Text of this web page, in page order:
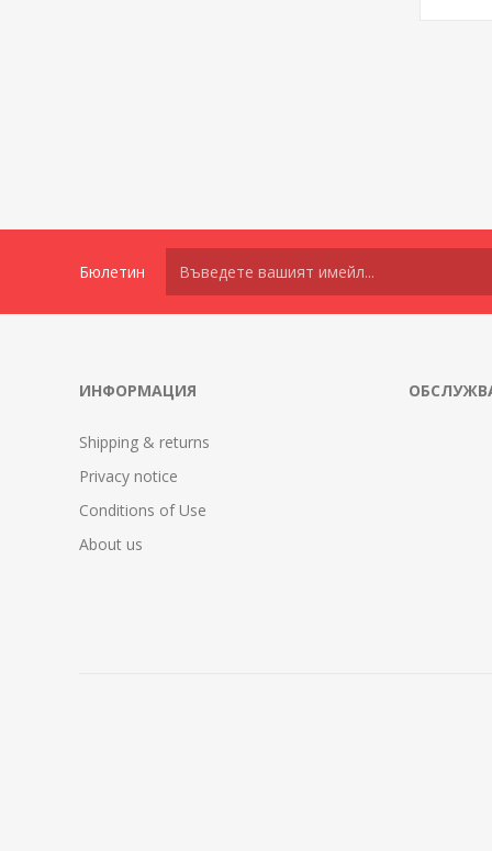
Бюлетин
ИНФОРМАЦИЯ
Shipping & returns
Privacy notice
Conditions of Use
About us